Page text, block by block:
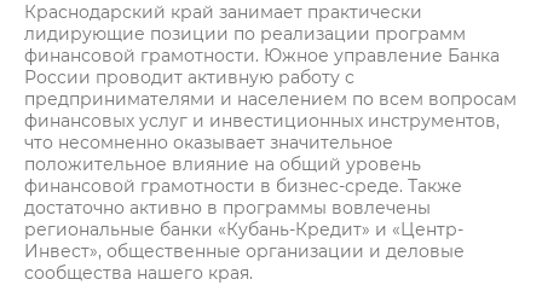
Краснодарский край занимает практически
лидирующие позиции по реализации программ
финансовой грамотности. Южное управление Банка
России проводит активную работу с
предпринимателями и населением по всем вопросам
финансовых услуг и инвестиционных инструментов,
что несомненно оказывает значительное
положительное влияние на общий уровень
финансовой грамотности в бизнес-среде. Также
достаточно активно в программы вовлечены
региональные банки «Кубань-Кредит» и «Центр-
Инвест», общественные организации и деловые
сообщества нашего края.